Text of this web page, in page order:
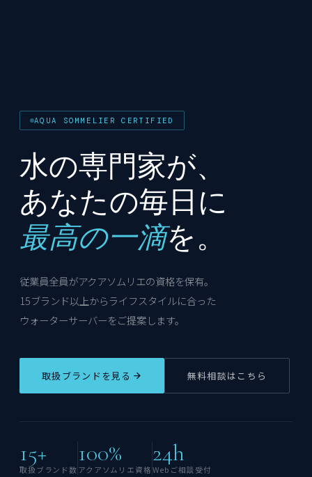
AQUA SOMMELIER CERTIFIED
水の専門家が、
あなたの毎日に
最高の一滴を。
従業員全員がアクアソムリエの資格を保有。
15ブランド以上からライフスタイルに合った
ウォーターサーバーをご提案します。
取扱ブランドを見る 無料相談はこちら
15+
取扱ブランド数
100%
アクアソムリエ資格
24h
Webご相談受付